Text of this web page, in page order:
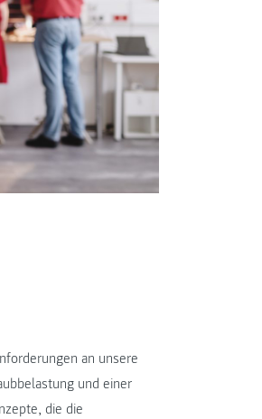
an unsere
und einer
die die